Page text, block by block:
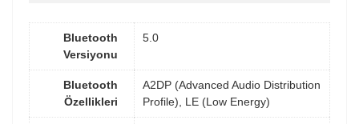
Bluetooth
Versiyonu
5.0
Bluetooth
Özellikleri
A2DP (Advanced Audio Distribution
Profile), LE (Low Energy)